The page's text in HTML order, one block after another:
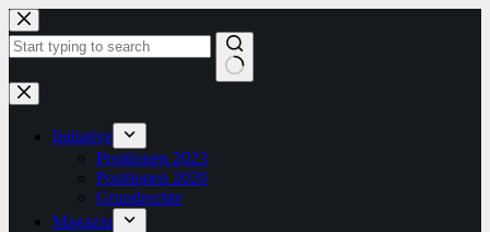
Zum
Inhalt
springen
Keine
Ergebnisse
Initiative
Positionen 2023
Positionen 2020
Grundrechte
Magazin